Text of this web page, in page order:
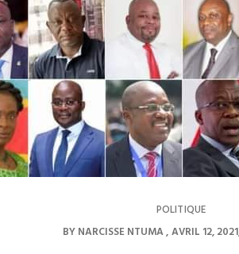
POLITIQUE
BYNARCISSE NTUMA AVRIL 12, 2021